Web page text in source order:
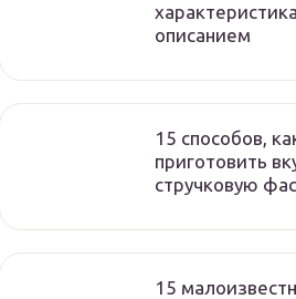
описанием
15 способов,
приготовить
стручковую
15